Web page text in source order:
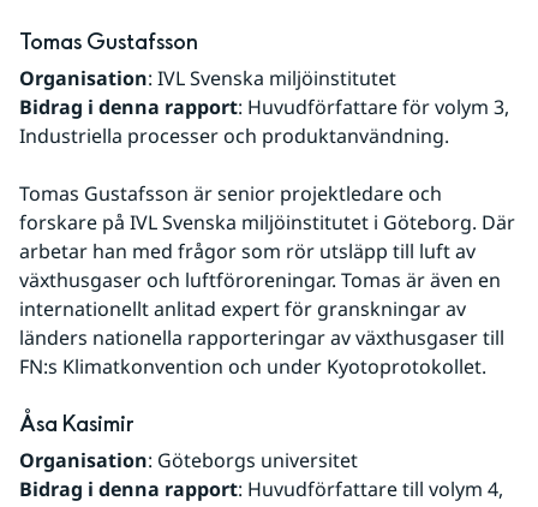
Tomas Gustafsson
Organisation: IVL Svenska miljöinstitutet
Bidrag i denna rapport: Huvudförfattare för volym 3,
Industriella processer och produktanvändning.
Tomas Gustafsson är senior projektledare och
forskare på IVL Svenska miljöinstitutet i Göteborg. Där
arbetar han med frågor som rör utsläpp till luft av
växthusgaser och luftföroreningar. Tomas är även en
internationellt anlitad expert för granskningar av
länders nationella rapporteringar av växthusgaser till
FN:s Klimatkonvention och under Kyotoprotokollet.
Åsa Kasimir
Organisation: Göteborgs universitet
Bidrag i denna rapport: Huvudförfattare till volym 4,